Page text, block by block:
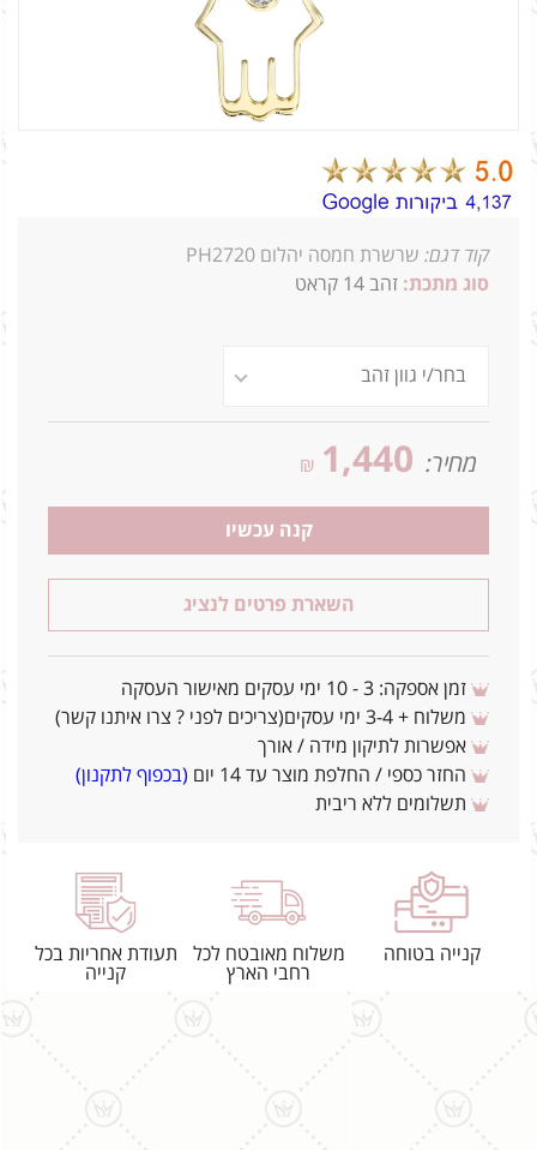
קוד דגם: שרשרת חמסה יהלום PH2720
סוג מתכת: זהב 14 קראט
מחיר: 1,440
₪
קנה עכשיו
השארת פרטים לנציג
זמן אספקה: 3 - 10 ימי עסקים מאישור העסקה
משלוח + 3-4 ימי עסקים(צריכים לפני ? צרו איתנו קשר)
אפשרות לתיקון מידה / אורך
החזר כספי / החלפת מוצר עד 14 יום
(בכפוף לתקנון)
תשלומים ללא ריבית
קנייה בטוחה
משלוח מאובטח לכל
רחבי הארץ
תעודת אחריות בכל
קנייה